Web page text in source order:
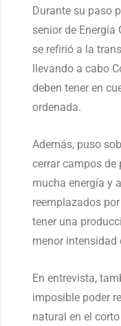
Durante su paso
senior de Energía
se refirió a la
llevando a cabo
deben tener en
ordenada.
Además, puso
cerrar campos de
mucha energía y
reemplazados
tener una
menor intensidad
En entrevista,
imposible poder
natural en el